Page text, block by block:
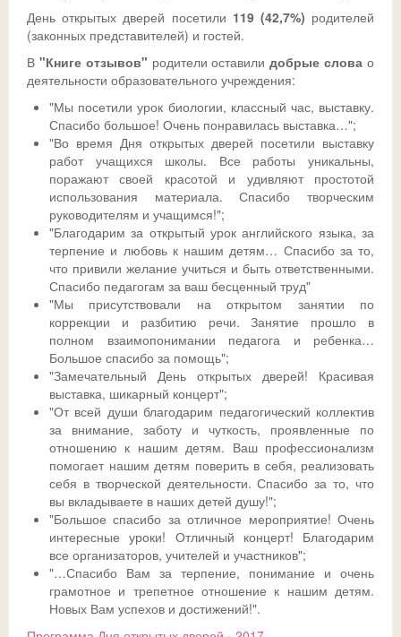
День открытых дверей посетили 119 (42,7%) родителей
(законных представителей) и гостей.
В "Книге отзывов" родители оставилидобрые слова о
деятельности образовательного учреждения:
"Мы посетили урок биологии, классный час, выставку.
Спасибо большое! Очень понравилась выставка…";
"Во время Дня открытых дверей посетили выставку
работ учащихся школы. Все работы уникальны,
поражают своей красотой и удивляют простотой
использования материала. Спасибо творческим
руководителям и учащимся!";
"Благодарим за открытый урок английского языка, за
терпение и любовь к нашим детям… Спасибо за то,
что привили желание учиться и быть ответственными.
Спасибо педагогам за ваш бесценный труд"
"Мы присутствовали на открытом занятии по
коррекции и разбитию речи. Занятие прошло в
полном взаимопонимании педагога и ребенка…
Большое спасибо за помощь";
"Замечательный День открытых дверей! Красивая
выставка, шикарный концерт";
"От всей души благодарим педагогический коллектив
за внимание, заботу и чуткость, проявленные по
отношению к нашим детям. Ваш профессионализм
помогает нашим детям поверить в себя, реализовать
себя в творческой деятельности. Спасибо за то, что
вы вкладываете в наших детей душу!";
"Большое спасибо за отличное мероприятие! Очень
интересные уроки! Отличный концерт! Благодарим
все организаторов, учителей и участников";
"…Спасибо Вам за терпение, понимание и очень
грамотное и трепетное отношение к нашим детям.
Новых Вам успехов и достижений!".